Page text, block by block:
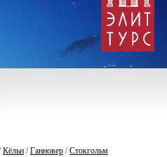
Кёльн /Ганновер /Стокгольм